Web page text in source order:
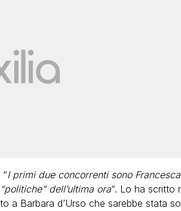
I primi due concorrenti sono Francesca
dell’ultima ora“. Lo ha scritto
a Barbara d’Urso che sarebbe stata